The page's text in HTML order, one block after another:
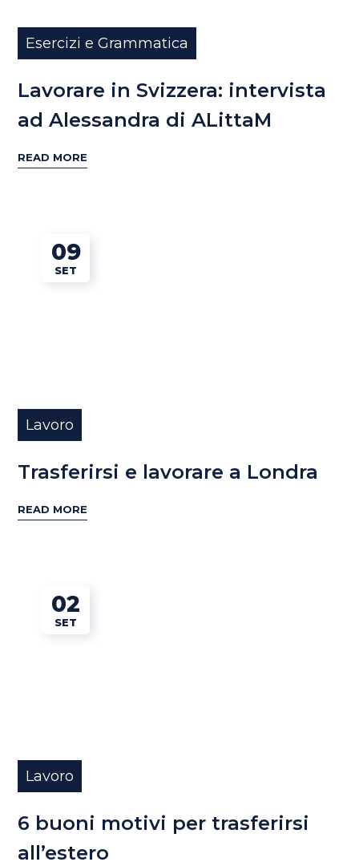
Esercizi e Grammatica
Lavorare in Svizzera: intervista
ad Alessandra di ALittaM
READ MORE
09
SET
Lavoro
Trasferirsi e lavorare a Londra
READ MORE
02
SET
Lavoro
6 buoni motivi per trasferirsi
all’estero